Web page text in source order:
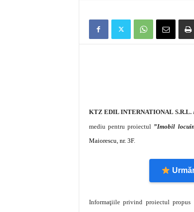
KTZ EDIL INTERNATIONAL S.R.L.
mediu pentru proiectul ”Imobil
Maiorescu, nr. 3F.
Informaţiile privind proiectul